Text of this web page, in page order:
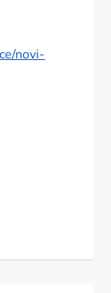
novi-